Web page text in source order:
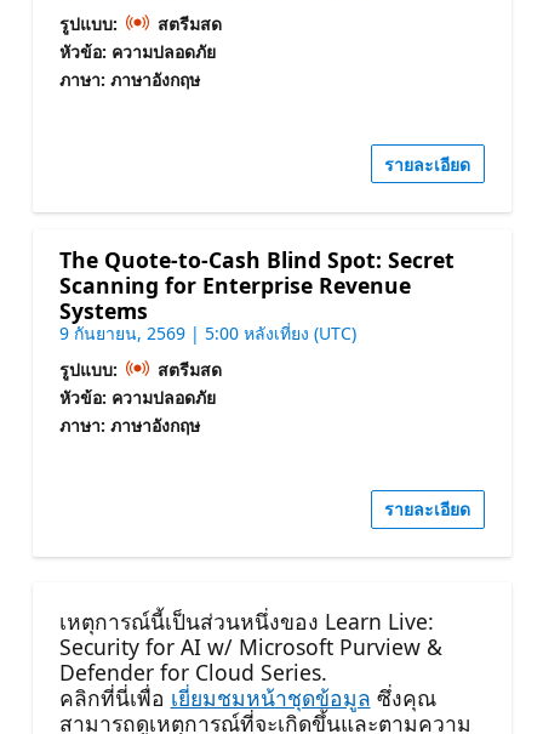
รูปแบบ:
สตรีมสด
หัวข้อ: ความปลอดภัย
ภาษา: ภาษาอังกฤษ
รายละเอียด
The Quote-to-Cash Blind Spot: Secret
Scanning for Enterprise Revenue
Systems
9 กันยายน, 2569 | 5:00 หลังเที่ยง (UTC)
รูปแบบ:
สตรีมสด
หัวข้อ: ความปลอดภัย
ภาษา: ภาษาอังกฤษ
รายละเอียด
เหตุการณ์นี้เป็นส่วนหนึ่งของ Learn Live:
Security for AI w/ Microsoft Purview &
Defender for Cloud Series.
คลิกที่นี่เพื่อ เยี่ยมชมหน้าชุดข้อมูล ซึ่งคุณ
สามารถดูเหตุการณ์ที่จะเกิดขึ้นและตามความ